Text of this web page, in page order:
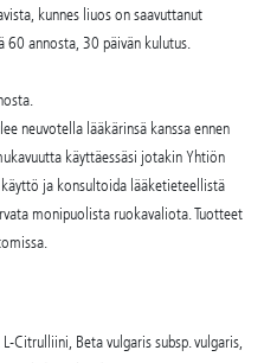
kunnes liuos on saavuttanut
60 annosta, 30 päivän kulutus.
neuvotella lääkärinsä kanssa ennen
käyttäessäsi jotakin Yhtiön
ja konsultoida lääketieteellistä
monipuolista ruokavaliota. Tuotteet
Beta vulgaris subsp. vulgaris,